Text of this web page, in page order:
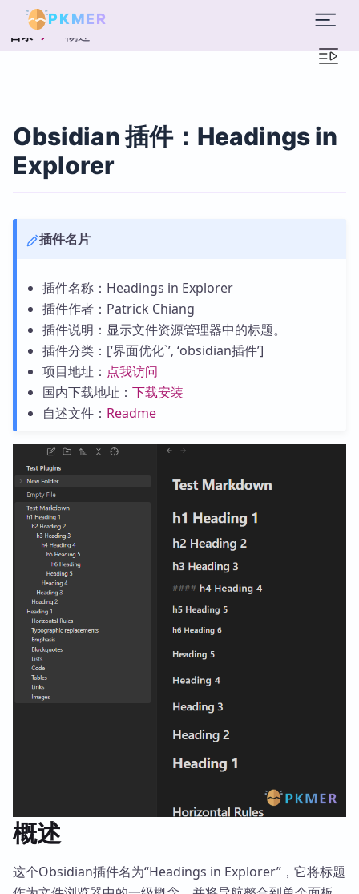
PKMER
目录 概述
Obsidian 插件：Headings in
Explorer
插件名片
插件名称：Headings in Explorer
插件作者：Patrick Chiang
插件说明：显示文件资源管理器中的标题。
插件分类：[‘界面优化`’, ‘obsidian插件’]
项目地址： 点我访问
国内下载地址： 下载安装
自述文件： Readme
概述
这个Obsidian插件名为“Headings in Explorer”，它将标题